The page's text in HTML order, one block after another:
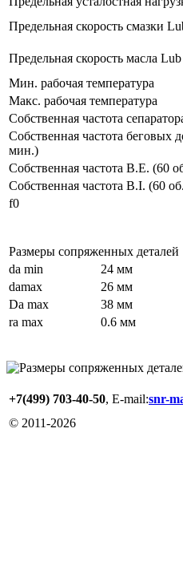
Предельная скорость смазки
Предельная скорость масла Lub
Мин. рабочая температура
Макс. рабочая температура
Собственная частота
Собственная частота беговых
мин.)
Собственная частота B.E. (60
Собственная частота B.I. (60
f0
Размеры сопряженных деталей
da min
24 мм
damax
26 мм
Da max
38 мм
ra max
0.6 мм
+7(499) 703-40-50, E-mail:snr-
© 2011-2026